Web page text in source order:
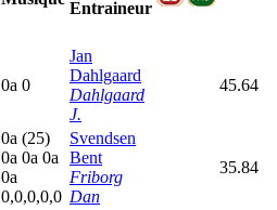
Entraineur
0a 0
Jan
Dahlgaard
Dahlgaard
J.
45.64
0a (25)
0a 0a 0a
0a
0,0,0,0,0
Svendsen
Bent
Friborg
Dan
35.84